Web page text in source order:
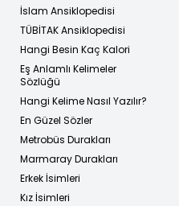
İslam Ansiklopedisi
TÜBİTAK Ansiklopedisi
Hangi Besin Kaç Kalori
Eş Anlamlı Kelimeler
Sözlüğü
Hangi Kelime Nasıl Yazılır?
En Güzel Sözler
Metrobüs Durakları
Marmaray Durakları
Erkek İsimleri
Kız İsimleri